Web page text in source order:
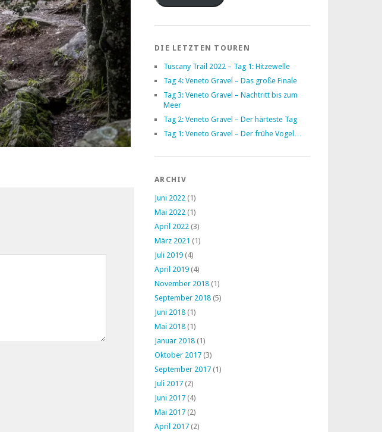
DIE LETZTEN TOUREN
Tuscany Trail 2022 – Tag 1: Hitzewelle
Tag 4: Veneto Gravel – Das große Finale
Tag 3: Veneto Gravel – Nachtritt bis zum
Meer
Tag 2: Veneto Gravel – Der härteste Tag
Tag 1: Veneto Gravel – Der frühe Vogel…
ARCHIV
Juni 2022 (1)
Mai 2022 (1)
April 2022 (3)
März 2021 (1)
Juli 2019 (4)
April 2019 (4)
November 2018 (1)
September 2018 (5)
Juni 2018 (1)
Mai 2018 (1)
Januar 2018 (1)
Oktober 2017 (3)
September 2017 (1)
Juli 2017 (2)
Juni 2017 (4)
Mai 2017 (2)
April 2017 (2)